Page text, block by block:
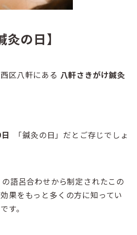
灸の日】
区八軒にある 八軒さきがけ鍼灸
「鍼灸の日」だとご存じでしょ
の語呂合わせから制定されたこの
果をもっと多くの方に知ってい
す。